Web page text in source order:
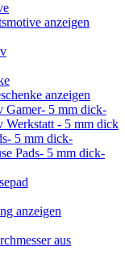
anzeigen
anzeigen
Gamer- 5 mm dick-
Werkstatt - 5 mm dick
5 mm dick-
Pads- 5 mm dick-
anzeigen
aus